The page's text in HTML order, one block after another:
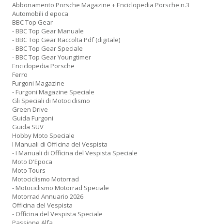
Abbonamento Porsche Magazine + Enciclopedia Porsche n.3
Automobili d epoca
BBC Top Gear
- BBC Top Gear Manuale
- BBC Top Gear Raccolta Pdf (digitale)
- BBC Top Gear Speciale
- BBC Top Gear Youngtimer
Enciclopedia Porsche
Ferro
Furgoni Magazine
- Furgoni Magazine Speciale
Gli Speciali di Motociclismo
Green Drive
Guida Furgoni
Guida SUV
Hobby Moto Speciale
I Manuali di Officina del Vespista
- I Manuali di Officina del Vespista Speciale
Moto D'Epoca
Moto Tours
Motociclismo Motorrad
- Motociclismo Motorrad Speciale
Motorrad Annuario 2026
Officina del Vespista
- Officina del Vespista Speciale